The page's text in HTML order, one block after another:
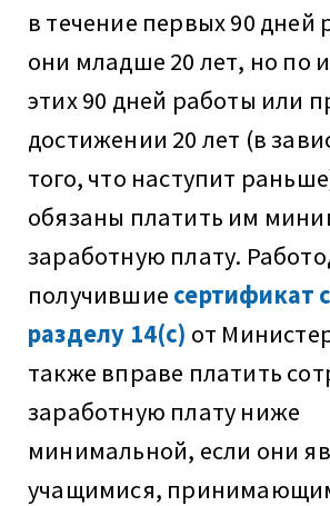
в течение первых 90 дней
они младше 20 лет, но по
этих 90 дней работы или
достижении 20 лет (в
того, что наступит
обязаны платить им
заработную плату.
получившие сертификат
разделу 14(c) от
также вправе платить
заработную плату ниже
минимальной, если они
учащимися,